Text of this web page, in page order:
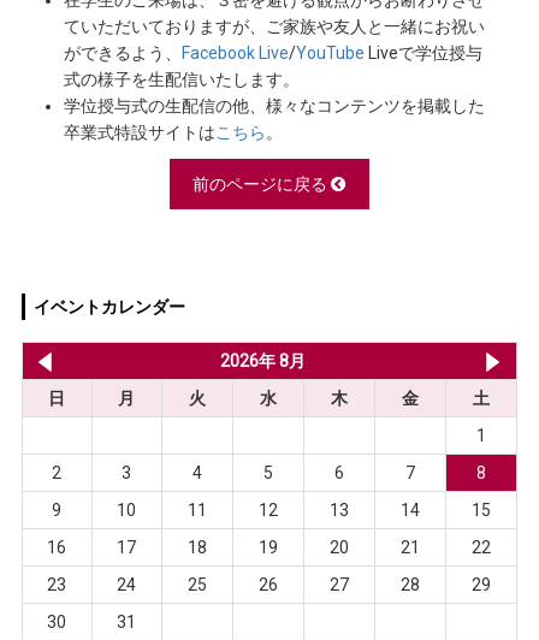
ていただいておりますが、ご家族や友人と一緒にお祝い
ができるよう、
Facebook Live/YouTube Liveで学位授与
式の様子を生配信いたします。
学位授与式の生配信の他、様々なコンテンツを掲載した
卒業式特設サイトはこちら。
前のページに戻る
イベントカレンダー
2026年 8月
日
月 火 水 木 金
土
1
2
3 4 5 6 7
8
9
10 11 12 13 14
15
16
17 18 19 20 21
22
23
24 25 26 27 28
29
30
31